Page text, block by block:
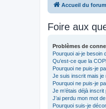
Accueil du forum
Foire aux
Problèmes de
Pourquoi ai-je besoin
Qu’est-ce que la
Pourquoi ne puis-je
Je suis inscrit mais je
Pourquoi ne puis-je
Je m’étais déjà
J’ai perdu mon mot
Pourquoi suis-je